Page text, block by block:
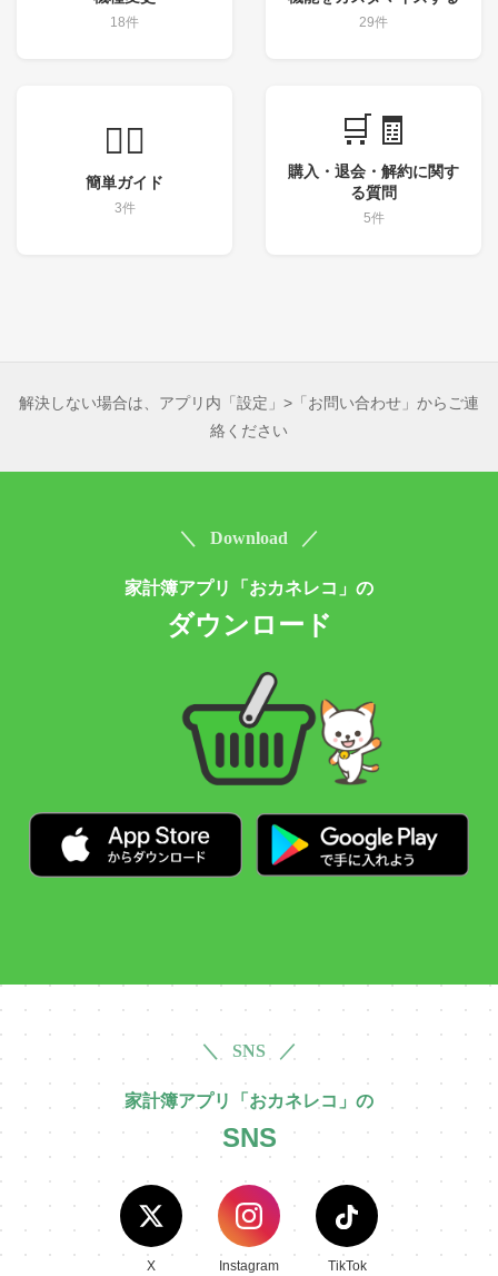
18件 29件
💁‍♀️
簡単ガイド
3件
🛒🧾
購入・退会・解約に関す
る質問
5件
解決しない場合は、アプリ内「設定」>「お問い合わせ」からご連
絡ください
＼ Download ／
家計簿アプリ「おカネレコ」の
ダウンロード
＼ SNS ／
家計簿アプリ「おカネレコ」の
SNS
X Instagram TikTok